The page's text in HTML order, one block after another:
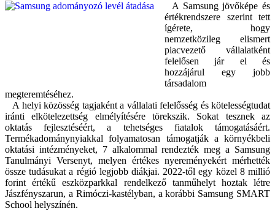
A Samsung jövőképe és
értékrendszere szerint tett
ígérete, hogy
nemzetközileg elismert
piacvezető vállalatként
felelősen jár el és
hozzájárul egy jobb
társadalom
megteremtéséhez.
A helyi közösség tagjaként a vállalati felelősség és kötelességtudat
iránti elkötelezettség elmélyítésére törekszik. Sokat tesznek az
oktatás fejlesztéséért, a tehetséges fiatalok támogatásáért.
Termékadománynyiakkal folyamatosan támogatják a környékbeli
oktatási intézményeket, 7 alkalommal rendezték meg a Samsung
Tanulmányi Versenyt, melyen értékes nyereményekért mérhették
össze tudásukat a régió legjobb diákjai. 2022-től egy közel 8 millió
forint értékű eszközparkkal rendelkező tanműhelyt hoztak létre
Jászfényszarun, a Rimóczi-kastélyban, a korábbi Samsung SMART
School helyszínén.